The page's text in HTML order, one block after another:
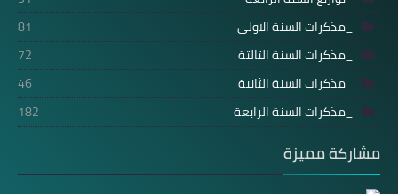
_مذكرات السنة الاولى
81
_مذكرات السنة الثالثة
72
_مذكرات السنة الثانية
46
_مذكرات السنة الرابعة
182
مشاركة مميزة